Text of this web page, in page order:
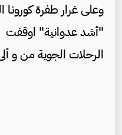
وعلى غرار طفرة كورونا
"أشد عدوانية" اوقفت
الرحلات الجوية من و